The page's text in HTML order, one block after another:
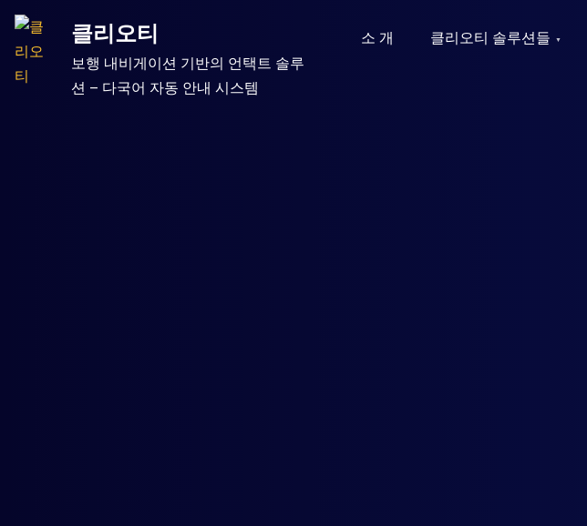
Skip
content
클리오티
보행 내비게이션 기반의 언택트 솔루
션 – 다국어 자동 안내 시스템
소 개 클리오티 솔루션들